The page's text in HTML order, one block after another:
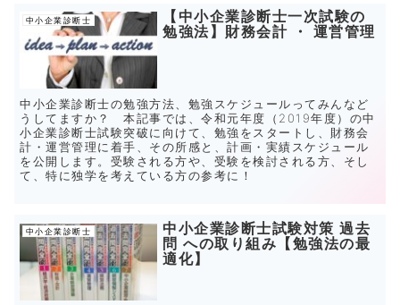
中小企業診断士
【中小企業診断士一次試験の
勉強法】財務会計 ・ 運営管理
中小企業診断士の勉強方法、勉強スケジュールってみんなど
うしてますか？ 本記事では、令和元年度（2019年度）の中
小企業診断士試験突破に向けて、勉強をスタートし、財務会
計・運営管理に着手、その所感と、計画・実績スケジュール
を公開します。受験される方や、受験を検討される方、そし
て、特に独学を考えている方の参考に！
中小企業診断士
中小企業診断士試験対策 過去
問 への取り組み【勉強法の最
適化】